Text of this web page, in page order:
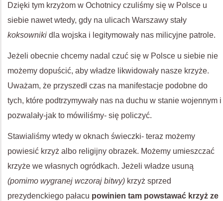
Dzięki tym krzyżom w Ochotnicy czuliśmy się w Polsce u
siebie nawet wtedy, gdy na ulicach Warszawy stały
koksowniki dla wojska i legitymowały nas milicyjne patrole.
Jeżeli obecnie chcemy nadal czuć się w Polsce u siebie nie
możemy dopuścić, aby władze likwidowały nasze krzyże.
Uważam, że przyszedł czas na manifestacje podobne do
tych, które podtrzymywały nas na duchu w stanie wojennym i
pozwalały-jak to mówiliśmy- się policzyć.
Stawialiśmy wtedy w oknach świeczki- teraz możemy
powiesić krzyż albo religijny obrazek. Możemy umieszczać
krzyże we własnych ogródkach. Jeżeli władze usuną
(pomimo wygranej wczoraj bitwy) krzyż sprzed
prezydenckiego pałacu powinien tam powstawać krzyż ze